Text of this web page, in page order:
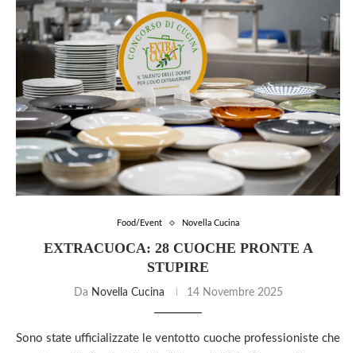
Food/Event Novella Cucina
EXTRACUOCA: 28 CUOCHE PRONTE A
STUPIRE
Da Novella Cucina 14 Novembre 2025
Sono state ufficializzate le ventotto cuoche professioniste che